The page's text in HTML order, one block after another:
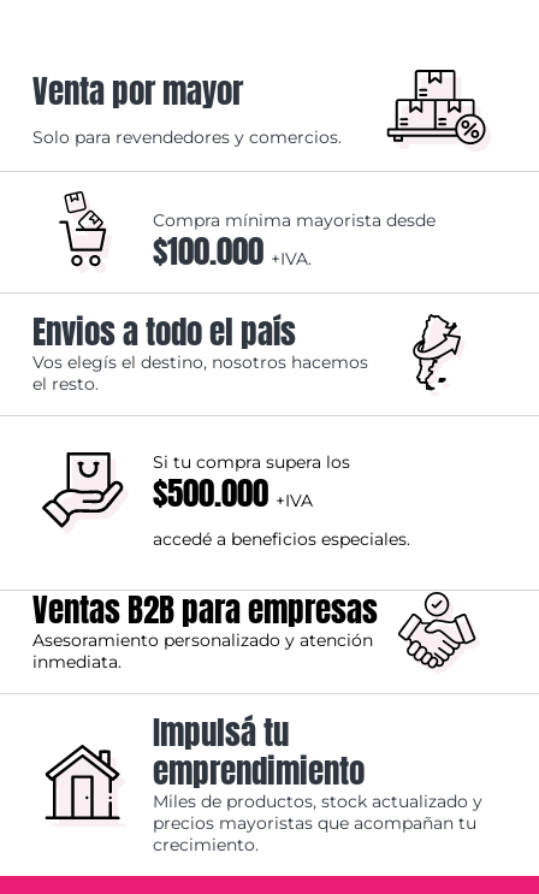
Venta por mayor
Solo para revendedores y comercios.
Compra mínima mayorista desde
$100.000 +IVA.
Envios a todo el país
Vos elegís el destino, nosotros hacemos
el resto.
Si tu compra supera los
$500.000 +IVA
accedé a beneficios especiales.
Ventas B2B para empresas
Asesoramiento personalizado y atención
inmediata.
Impulsá tu
emprendimiento
Miles de productos, stock actualizado y
precios mayoristas que acompañan tu
crecimiento.